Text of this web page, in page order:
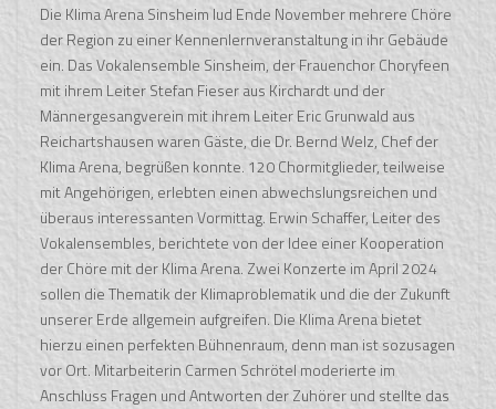
Die Klima Arena Sinsheim lud Ende November mehrere Chöre
der Region zu einer Kennenlernveranstaltung in ihr Gebäude
ein. Das Vokalensemble Sinsheim, der Frauenchor Choryfeen
mit ihrem Leiter Stefan Fieser aus Kirchardt und der
Männergesangverein mit ihrem Leiter Eric Grunwald aus
Reichartshausen waren Gäste, die Dr. Bernd Welz, Chef der
Klima Arena, begrüßen konnte. 120 Chormitglieder, teilweise
mit Angehörigen, erlebten einen abwechslungsreichen und
überaus interessanten Vormittag. Erwin Schaffer, Leiter des
Vokalensembles, berichtete von der Idee einer Kooperation
der Chöre mit der Klima Arena. Zwei Konzerte im April 2024
sollen die Thematik der Klimaproblematik und die der Zukunft
unserer Erde allgemein aufgreifen. Die Klima Arena bietet
hierzu einen perfekten Bühnenraum, denn man ist sozusagen
vor Ort. Mitarbeiterin Carmen Schrötel moderierte im
Anschluss Fragen und Antworten der Zuhörer und stellte das